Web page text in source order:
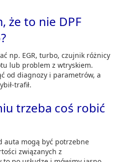
że to nie DPF
np. EGR, turbo, czujnik różnicy
lub problem z wtryskiem.
od diagnozy i parametrów, a
trafił.
trzeba coś robić
auta mogą być potrzebne
związanych z